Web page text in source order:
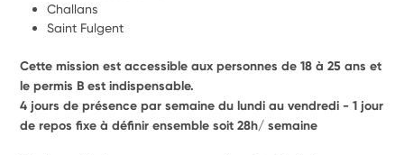
Challans
Saint Fulgent
Cette mission est accessible aux personnes de 18 à 25 ans et
le permis B est indispensable.
4 jours de présence par semaine du lundi au vendredi - 1 jour
de repos fixe à définir ensemble soit 28h/ semaine